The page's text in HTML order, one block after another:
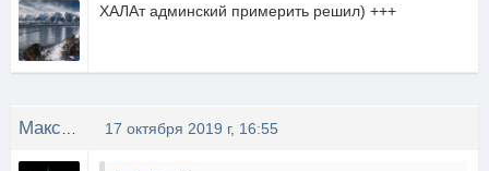
ХАЛАт админский примерить решил) +++
17 октября 2019 г, 16:55